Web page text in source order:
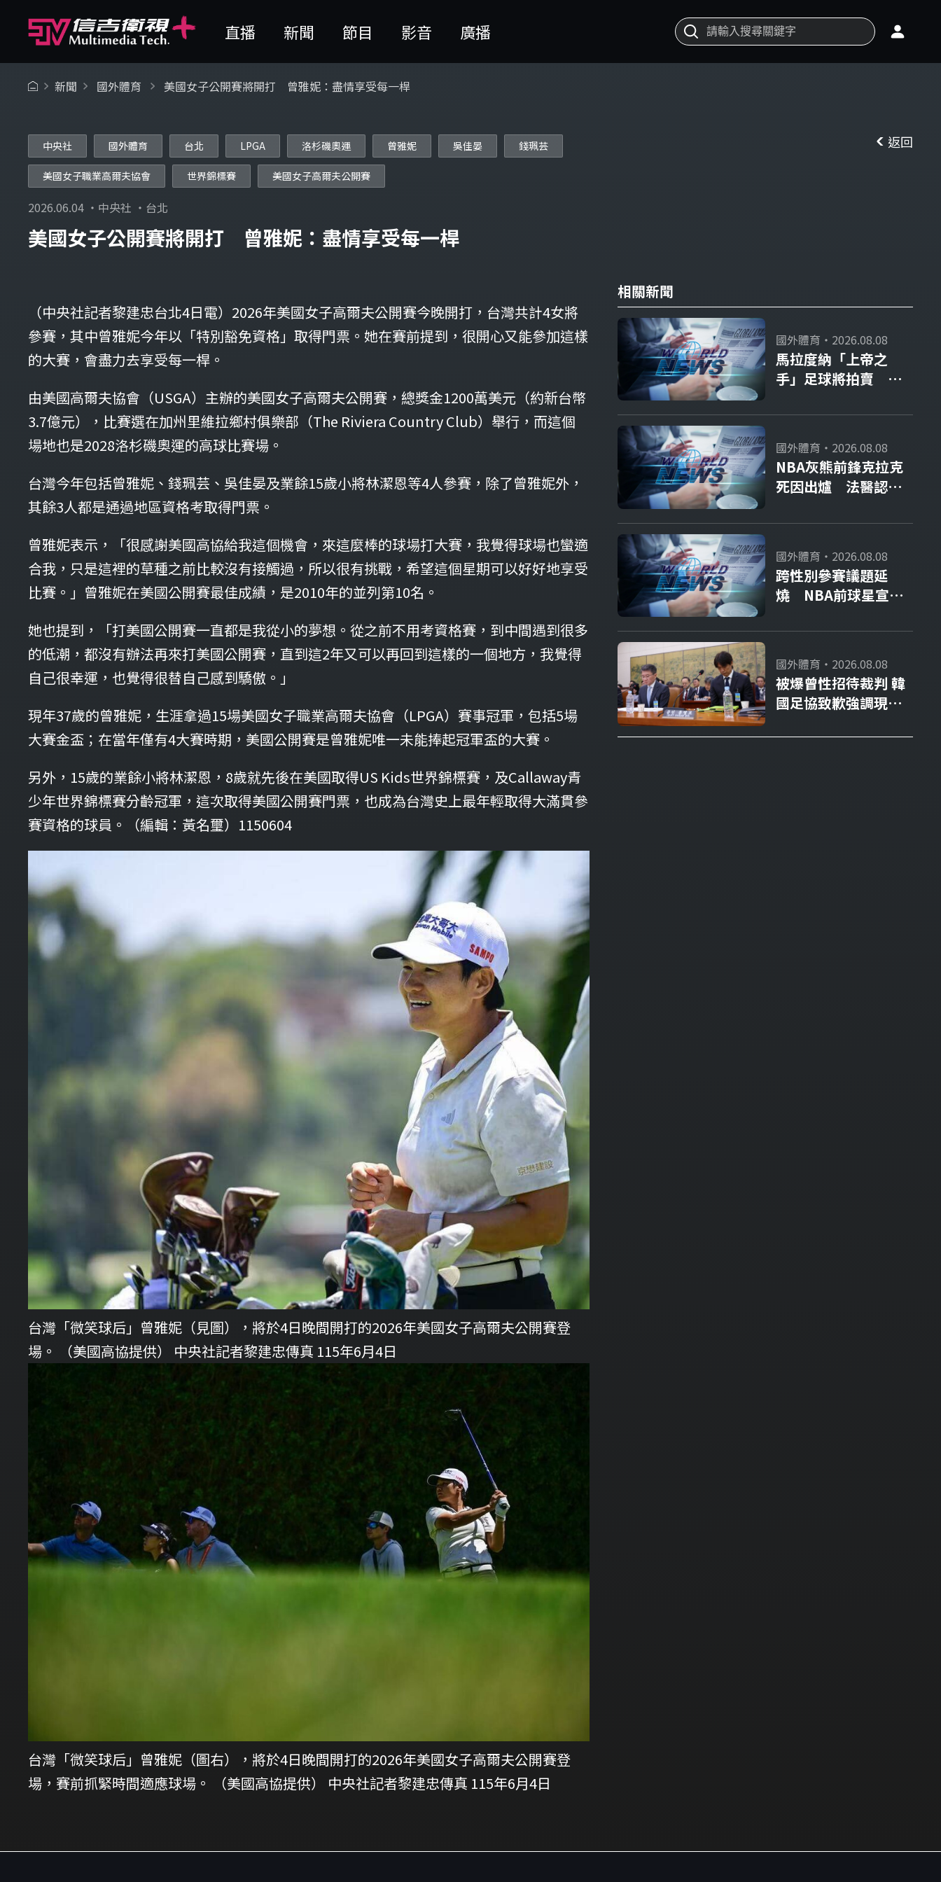
直播 新聞 節目 影音 廣播
新聞 國外體育 美國女子公開賽將開打 曾雅妮：盡情享受每一桿
返回
中央社 國外體育 台北 LPGA 洛杉磯奧運 曾雅妮 吳佳晏 錢珮芸
美國女子職業高爾夫協會 世界錦標賽 美國女子高爾夫公開賽
2026.06.04 ・中央社 ・台北
美國女子公開賽將開打 曾雅妮：盡情享受每一桿
（中央社記者黎建忠台北4日電）2026年美國女子高爾夫公開賽今晚開打，台灣共計4女將
參賽，其中曾雅妮今年以「特別豁免資格」取得門票。她在賽前提到，很開心又能參加這樣
的大賽，會盡力去享受每一桿。
由美國高爾夫協會（USGA）主辦的美國女子高爾夫公開賽，總獎金1200萬美元（約新台幣
3.7億元），比賽選在加州里維拉鄉村俱樂部（The Riviera Country Club）舉行，而這個
場地也是2028洛杉磯奧運的高球比賽場。
台灣今年包括曾雅妮、錢珮芸、吳佳晏及業餘15歲小將林潔恩等4人參賽，除了曾雅妮外，
其餘3人都是通過地區資格考取得門票。
曾雅妮表示，「很感謝美國高協給我這個機會，來這麼棒的球場打大賽，我覺得球場也蠻適
合我，只是這裡的草種之前比較沒有接觸過，所以很有挑戰，希望這個星期可以好好地享受
比賽。」曾雅妮在美國公開賽最佳成績，是2010年的並列第10名。
她也提到，「打美國公開賽一直都是我從小的夢想。從之前不用考資格賽，到中間遇到很多
的低潮，都沒有辦法再來打美國公開賽，直到這2年又可以再回到這樣的一個地方，我覺得
自己很幸運，也覺得很替自己感到驕傲。」
現年37歲的曾雅妮，生涯拿過15場美國女子職業高爾夫協會（LPGA）賽事冠軍，包括5場
大賽金盃；在當年僅有4大賽時期，美國公開賽是曾雅妮唯一未能捧起冠軍盃的大賽。
另外，15歲的業餘小將林潔恩，8歲就先後在美國取得US Kids世界錦標賽，及Callaway青
少年世界錦標賽分齡冠軍，這次取得美國公開賽門票，也成為台灣史上最年輕取得大滿貫參
賽資格的球員。（編輯：黃名璽）1150604
台灣「微笑球后」曾雅妮（見圖），將於4日晚間開打的2026年美國女子高爾夫公開賽登
場。 （美國高協提供） 中央社記者黎建忠傳真 115年6月4日
台灣「微笑球后」曾雅妮（圖右），將於4日晚間開打的2026年美國女子高爾夫公開賽登
場，賽前抓緊時間適應球場。 （美國高協提供） 中央社記者黎建忠傳真 115年6月4日
相關新聞
國外體育・2026.08.08
馬拉度納「上帝之
手」足球將拍賣 估
國外體育・2026.08.08
NBA灰熊前鋒克拉克
死因出爐 法醫認定
國外體育・2026.08.08
跨性別參賽議題延
燒 NBA前球星宣布
國外體育・2026.08.08
被爆曾性招待裁判 韓
國足協致歉強調現無